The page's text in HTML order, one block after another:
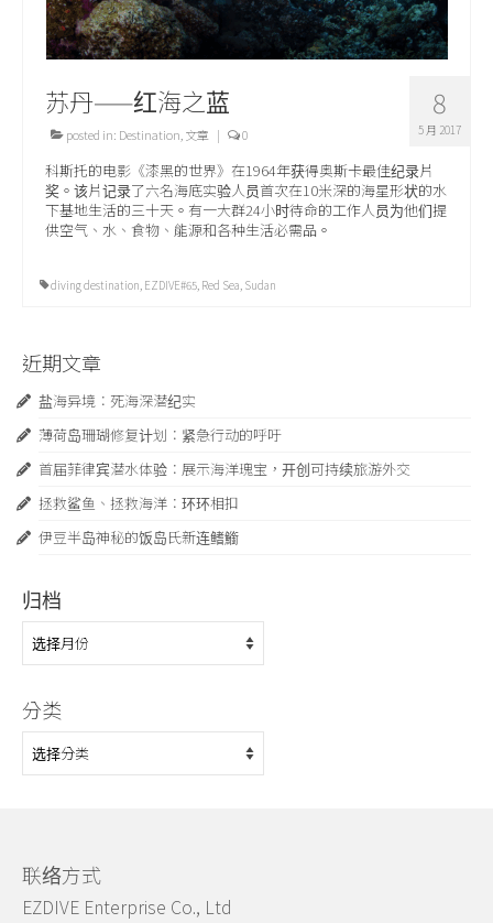
8
5 月 2017
苏丹——红海之蓝
posted in: Destination 文章 | 0
科斯托的电影《漆黑的世界》在1964年获得奥斯卡最佳纪录片
奖。该片记录了六名海底实验人员首次在10米深的海星形状的水
下基地生活的三十天。有一大群24小时待命的工作人员为他们提
供空气、水、食物、能源和各种生活必需品。
diving destination EZDIVE#65 Red Sea Sudan
近期文章
盐海异境：死海深潜纪实
薄荷岛珊瑚修复计划：紧急行动的呼吁
首届菲律宾潜水体验：展示海洋瑰宝，开创可持续旅游外交
拯救鲨鱼、拯救海洋：环环相扣
伊豆半岛神秘的饭岛氏新连鳍䲗
归档
归
档
分类
分
类
联络方式
EZDIVE Enterprise Co., Ltd